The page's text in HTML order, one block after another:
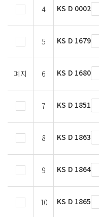
4 KS D 0002
5 KS D 1679
폐지 6 KS D 1680
7 KS D 1851
8 KS D 1863
9 KS D 1864
10 KS D 1865